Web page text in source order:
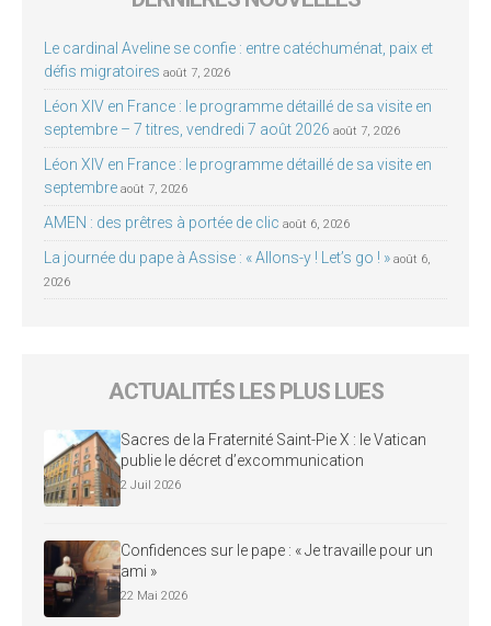
Le cardinal Aveline se confie : entre catéchuménat, paix et
défis migratoires août 7, 2026
Léon XIV en France : le programme détaillé de sa visite en
septembre – 7 titres, vendredi 7 août 2026 août 7, 2026
Léon XIV en France : le programme détaillé de sa visite en
septembre août 7, 2026
AMEN : des prêtres à portée de clic août 6, 2026
La journée du pape à Assise : « Allons-y ! Let’s go ! » août 6,
2026
ACTUALITÉS LES PLUS LUES
Sacres de la Fraternité Saint-Pie X : le Vatican
publie le décret d’excommunication
2 Juil 2026
Confidences sur le pape : « Je travaille pour un
ami »
22 Mai 2026